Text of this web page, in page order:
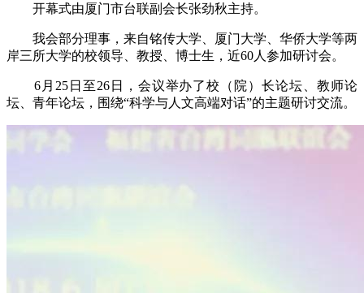
开幕式由厦门市台联副会长张劲秋主持。
我会部分理事，来自铭传大学、厦门大学、华侨大学等两
岸三所大学的校领导、教授、博士生，近60人参加研讨会。
6月25日至26日，会议举办了校（院）长论坛、教师论
坛、青年论坛，围绕“科学与人文高端对话”的主题研讨交流。